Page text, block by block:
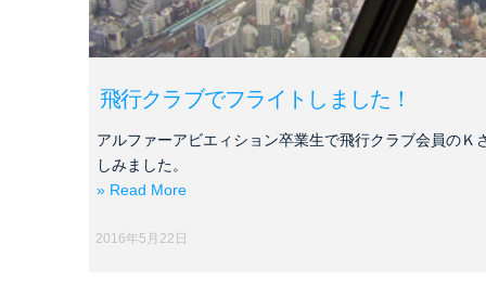
飛行クラブでフライトしました！
アルファーアビエィション卒業生で飛行クラブ会員のＫ
しみました。
» Read More
2016年5月22日